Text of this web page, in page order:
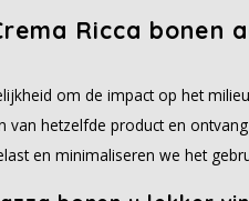
Ricca bonen
om de impact op het
van hetzelfde product en
en minimaliseren we het